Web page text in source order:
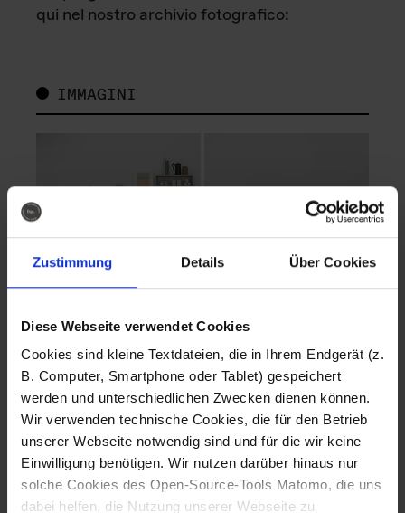
Zustimmung Details Über Cookies
Diese Webseite verwendet Cookies
Cookies sind kleine Textdateien, die in Ihrem Endgerät (z.
B. Computer, Smartphone oder Tablet) gespeichert
werden und unterschiedlichen Zwecken dienen können.
Wir verwenden technische Cookies, die für den Betrieb
unserer Webseite notwendig sind und für die wir keine
Einwilligung benötigen. Wir nutzen darüber hinaus nur
solche Cookies des Open-Source-Tools Matomo, die uns
dabei helfen, die Nutzung unserer Webseite zu
qui nel nostro archivio fotografico:
IMMAGINI
Fotografo: Lorenz
Sternbach
Download
Fotografo: Lorenz
Sternbach
Download